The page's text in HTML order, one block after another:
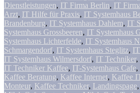
Dienstleistungen, IT Firma Berlin, IT
Arzt, IT Hilfe für Praxis, IT Systemhaus
Brandenburg, IT Systemhaus Dahlem, IT
Systemhaus Grossbeeren, IT Systemhaus
Systemhaus Lichterfelde, IT Systemhaus
Schmargendorf, IT Systemhaus Steglitz,
IT Systemhaus Wilmersdorf, IT Techniker,
IT Techniker Kaffee, IT-Systemhaus Cafe,
Kaffee Beratung, Kaffee Internet, Kaffee
Monteur, Kaffee Techniker, Landingspage,